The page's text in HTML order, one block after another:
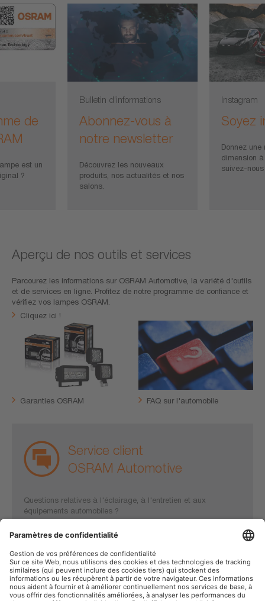
de
est un
?
Bulletin d’informations
Abonnez-vous à
notre newsletter
Découvrez les nouveaux
produits, nos actualités et nos
salons.
Instagram
Soyez
Donnez une
dimension
suivez-
Aperçu de nos outils et services
Parcourez les informations sur OSRAM Automotive, la variété d'outils
et de services en ligne. Profitez de notre programme de confiance et
vérifiez vos lampes OSRAM.
Cliquez ici !
Garanties OSRAM FAQ sur l'automobile
Service client
OSRAM Automotive
Questions relatives à l'éclairage, à l'entretien et aux
équipements automobiles ?
Contactez-nous